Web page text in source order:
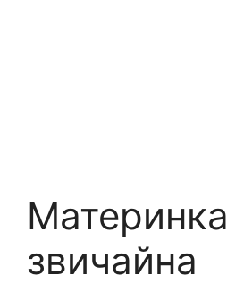
Материнка
звичайна